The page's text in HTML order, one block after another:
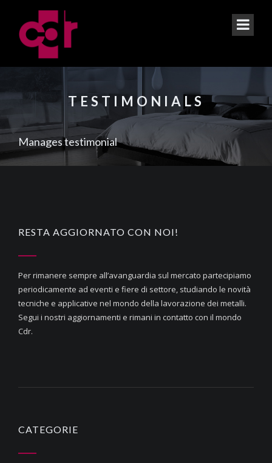
TESTIMONIALS
Manages testimonial
RESTA AGGIORNATO CON NOI!
Per rimanere sempre all’avanguardia sul mercato partecipiamo
periodicamente ad eventi e fiere di settore, studiando le novità
tecniche e applicative nel mondo della lavorazione dei metalli.
Segui i nostri aggiornamenti e rimani in contatto con il mondo
Cdr.
CATEGORIE